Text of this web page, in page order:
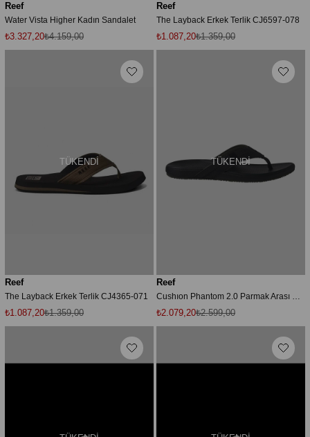
Reef
Water Vista Higher Kadın Sandalet
₺3.327,20₺4.159,00
Reef
The Layback Erkek Terlik CJ6597-078
₺1.087,20₺1.359,00
TÜKENDI
Reef
The Layback Erkek Terlik CJ4365-071
₺1.087,20₺1.359,00
TÜKENDI
Reef
₺2.079,20₺2.599,00